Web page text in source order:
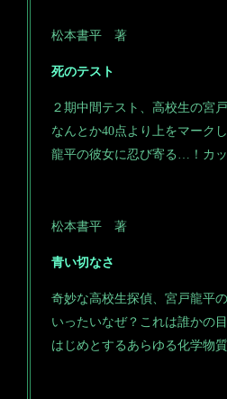
松本書平 著
死のテスト
２期中間テスト、高校生の宮
なんとか40点より上をマーク
龍平の彼女に忍び寄る…！カ
松本書平 著
青い切なさ
奇妙な高校生探偵、宮戸龍平
いったいなぜ？これは誰かの
はじめとするあらゆる化学物